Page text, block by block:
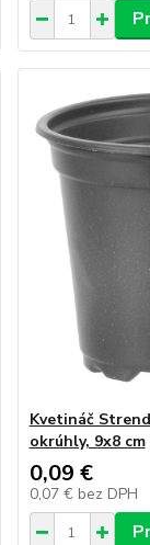
Kvetináč
okrúhly, 9x8 cm
0,09 €
0,07 € bez DPH